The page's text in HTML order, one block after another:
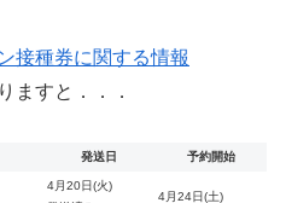
接種券に関する情報
ますと．．．
発送日 予約開始
4月20日(火)
4月24日(土)